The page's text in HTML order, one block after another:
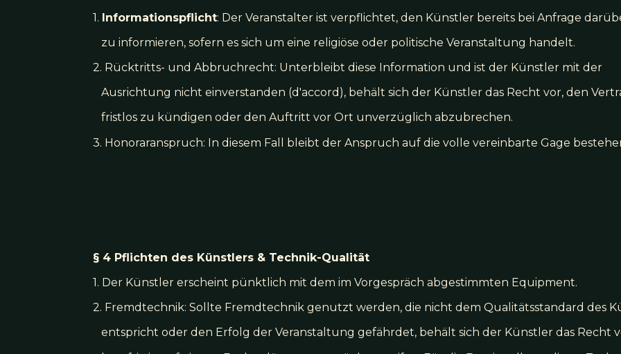
1. Informationspflicht: Der Veranstalter ist verpflichtet, den Künstler bereits bei Anfrage
zu informieren, sofern es sich um eine religiöse oder politische Veranstaltung handelt.
2. Rücktritts- und Abbruchrecht: Unterbleibt diese Information und ist der Künstler mit der
Ausrichtung nicht einverstanden (d'accord), behält sich der Künstler das Recht vor, den
fristlos zu kündigen oder den Auftritt vor Ort unverzüglich abzubrechen.
3. Honoraranspruch: In diesem Fall bleibt der Anspruch auf die volle vereinbarte Gage
§ 4 Pflichten des Künstlers & Technik-Qualität
1. Der Künstler erscheint pünktlich mit dem im Vorgespräch abgestimmten Equipment.
2. Fremdtechnik: Sollte Fremdtechnik genutzt werden, die nicht dem Qualitätsstandard des
entspricht oder den Erfolg der Veranstaltung gefährdet, behält sich der Künstler das Recht